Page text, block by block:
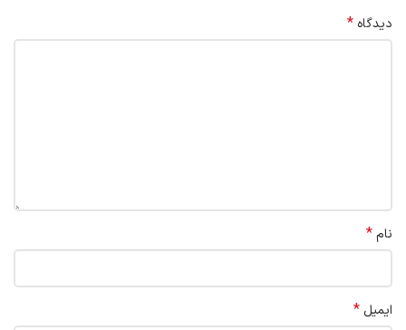
دیدگاه *
نام*
ایمیل *